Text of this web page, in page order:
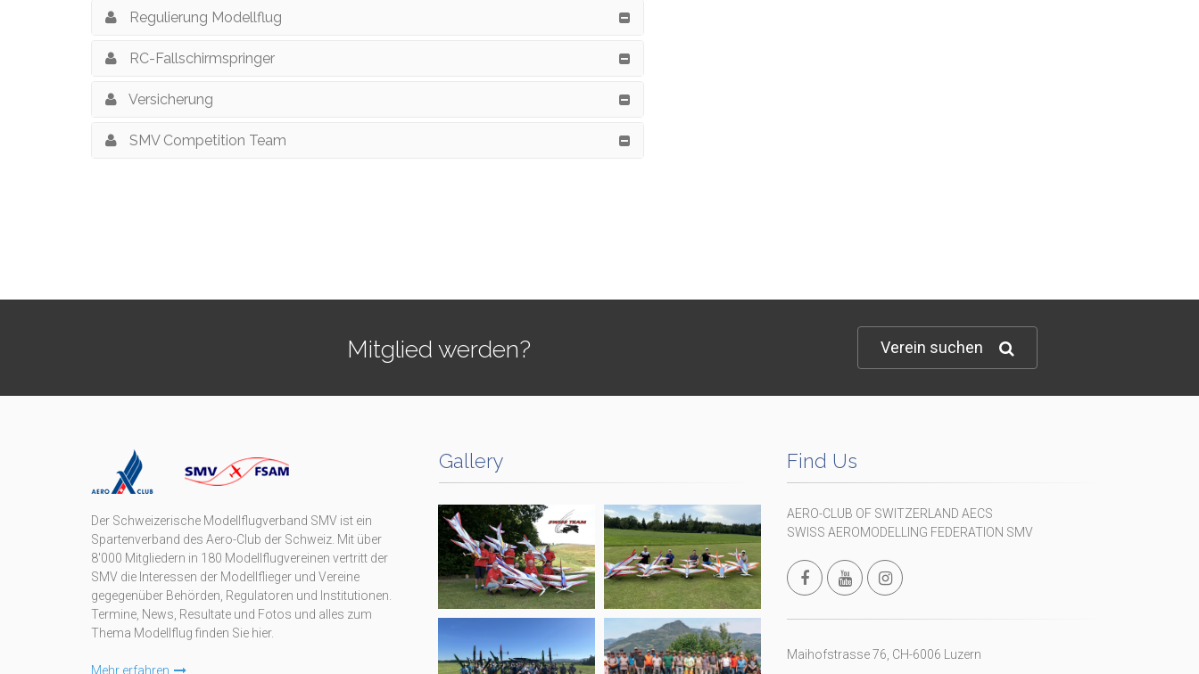
Regulierung Modellflug
RC-Fallschirmspringer
Versicherung
SMV Competition Team
Mitglied werden? Verein suchen
Der Schweizerische Modellflugverband SMV ist ein
Spartenverband des Aero-Club der Schweiz. Mit über
8'000 Mitgliedern in 180 Modellflugvereinen vertritt der
SMV die Interessen der Modellflieger und Vereine
gegegenüber Behörden, Regulatoren und Institutionen.
Termine, News, Resultate und Fotos und alles zum
Thema Modellflug finden Sie hier.
Mehr erfahren
Gallery Find Us
AERO-CLUB OF SWITZERLAND AECS
SWISS AEROMODELLING FEDERATION SMV
Maihofstrasse 76, CH-6006 Luzern